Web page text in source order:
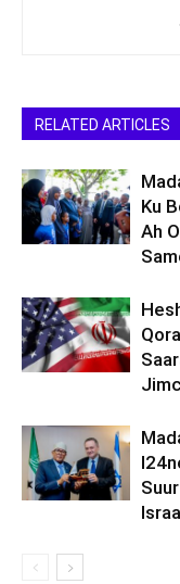
RELATED ARTICLES
Ku
Ah